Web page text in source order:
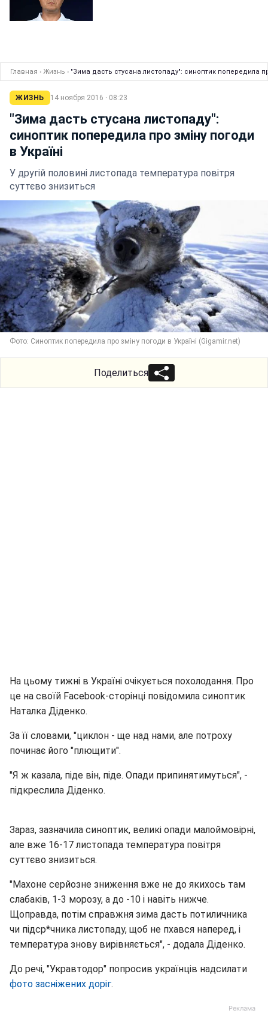
Главная › Жизнь › "Зима дасть стусана листопаду": синоптик попередила
ЖИЗНЬ 14 ноября 2016 · 08:23
"Зима дасть стусана листопаду":
синоптик попередила про зміну погоди
в Україні
У другій половині листопада температура повітря
суттєво знизиться
Фото: Синоптик попередила про зміну погоди в Україні (Gigamir.net)
Поделиться
На цьому тижні в Україні очікується похолодання. Про
це на своїй Facebook-сторінці повідомила синоптик
Наталка Діденко.
За її словами, "циклон - ще над нами, але потроху
починає його "плющити".
"Я ж казала, піде він, піде. Опади припинятимуться", -
підкреслила Діденко.
Зараз, зазначила синоптик, великі опади малоймовірні,
але вже 16-17 листопада температура повітря
суттєво знизиться.
"Махоне серйозне зниження вже не до якихось там
слабаків, 1-3 морозу, а до -10 і навіть нижче.
Щоправда, потім справжня зима дасть потиличника
чи підср*чника листопаду, щоб не пхався наперед, і
температура знову вирівняється", - додала Діденко.
До речі, "Укравтодор" попросив українців надсилати
фото засніжених доріг.